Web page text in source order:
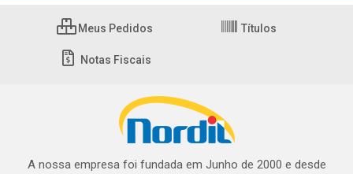
Meus Pedidos Títulos
Notas Fiscais
A nossa empresa foi fundada em Junho de 2000 e desde